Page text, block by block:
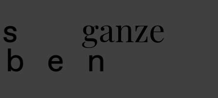
gan
b e